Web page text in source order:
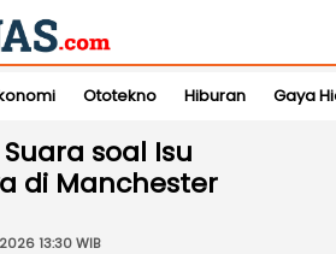
Ototekno Hiburan Gaya
soal Isu
di Manchester
13:30 WIB